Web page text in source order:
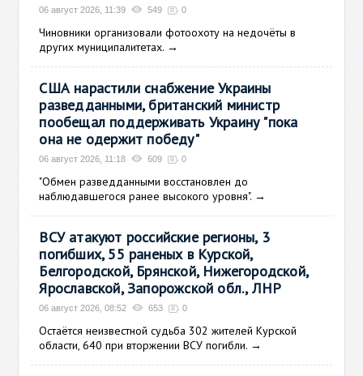
06 август 2026, 11:39 549 0
Чиновники организовали фотоохоту на недочёты в
других муниципалитетах. →
США нарастили снабжение Украины
разведданными, британский министр
пообещал поддерживать Украину "пока
она не одержит победу"
06 август 2026, 11:18 609 0
"Обмен разведданными восстановлен до
наблюдавшегося ранее высокого уровня". →
ВСУ атакуют российские регионы, 3
погибших, 55 раненых в Курской,
Белгородской, Брянской, Нижегородской,
Ярославской, Запорожской обл., ЛНР
06 август 2026, 08:52 653 0
Остаётся неизвестной судьба 302 жителей Курской
области, 640 при вторжении ВСУ погибли. →